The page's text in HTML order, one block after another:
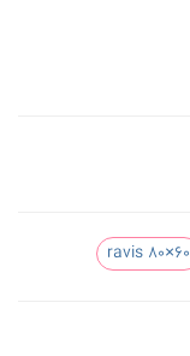
ravis 80×60